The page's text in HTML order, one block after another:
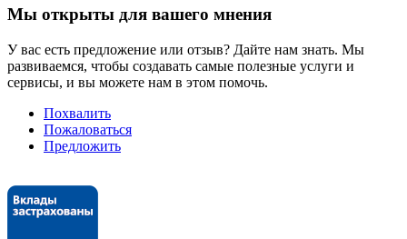
Мы открыты для вашего мнения
У вас есть предложение или отзыв? Дайте нам знать. Мы
развиваемся, чтобы создавать самые полезные услуги и
сервисы, и вы можете нам в этом помочь.
Похвалить
Пожаловаться
Предложить